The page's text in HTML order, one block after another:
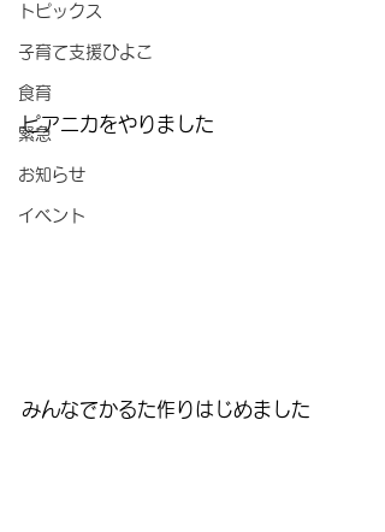
トピックス
子育て支援ひよこ
食育
緊急
お知らせ
イベント
ピアニカをやりました
みんなでかるた作りはじめました